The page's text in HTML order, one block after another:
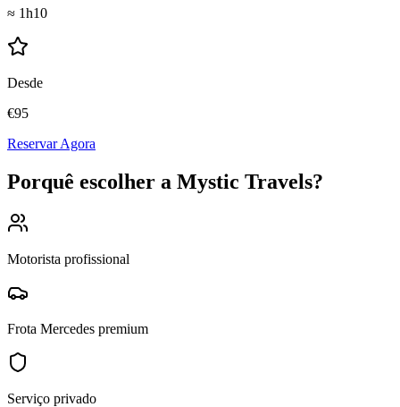
≈ 1h10
Desde
€95
Reservar Agora
Porquê escolher a Mystic Travels?
Motorista profissional
Frota Mercedes premium
Serviço privado